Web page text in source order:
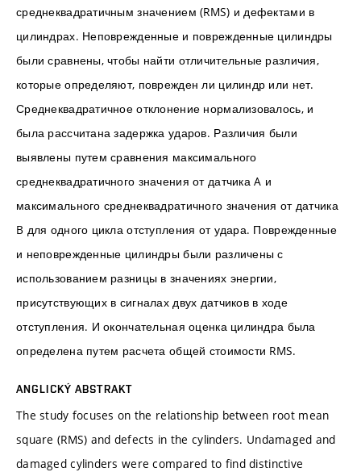
среднеквадратичным значением (RMS) и дефектами в
цилиндрах. Неповрежденные и поврежденные цилиндры
были сравнены, чтобы найти отличительные различия,
которые определяют, поврежден ли цилиндр или нет.
Среднеквадратичное отклонение нормализовалось, и
была рассчитана задержка ударов. Различия были
выявлены путем сравнения максимального
среднеквадратичного значения от датчика A и
максимального среднеквадратичного значения от датчика
B для одного цикла отступления от удара. Поврежденные
и неповрежденные цилиндры были различены с
использованием разницы в значениях энергии,
присутствующих в сигналах двух датчиков в ходе
отступления. И окончательная оценка цилиндра была
определена путем расчета общей стоимости RMS.
ANGLICKÝ ABSTRAKT
The study focuses on the relationship between root mean
square (RMS) and defects in the cylinders. Undamaged and
damaged cylinders were compared to find distinctive